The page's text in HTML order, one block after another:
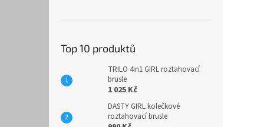
Top 10 produktů
TRILO 4in1 GIRL roztahovací
brusle
1 025 Kč
DASTY GIRL kolečkové
roztahovací brusle